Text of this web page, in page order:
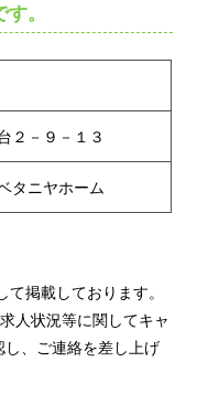
。
２－９－１３
タニヤホーム
掲載しております。
人状況等に関してキャ
し、ご連絡を差し上げ